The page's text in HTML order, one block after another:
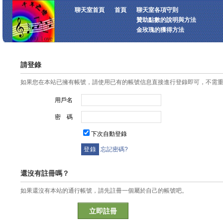
聊天室首頁 首頁
聊天室各項守則
贊助點數的說明與方法
金玫瑰的獲得方法
請登錄
如果您在本站已擁有帳號，請使用已有的帳號信息直接進行登錄即可，不需
用戶名
密 碼
下次自動登錄
忘記密碼?
還沒有註冊嗎？
如果還沒有本站的通行帳號，請先註冊一個屬於自己的帳號吧。
立即註冊